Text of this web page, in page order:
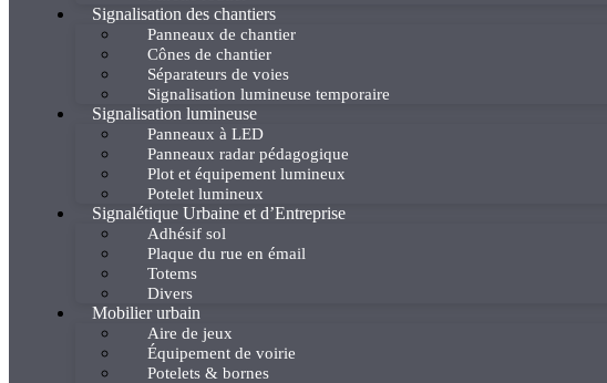
Signalisation des chantiers
Panneaux de chantier
Cônes de chantier
Séparateurs de voies
Signalisation lumineuse temporaire
Signalisation lumineuse
Panneaux à LED
Panneaux radar pédagogique
Plot et équipement lumineux
Potelet lumineux
Signalétique Urbaine et d’Entreprise
Adhésif sol
Plaque du rue en émail
Totems
Divers
Mobilier urbain
Aire de jeux
Équipement de voirie
Potelets & bornes